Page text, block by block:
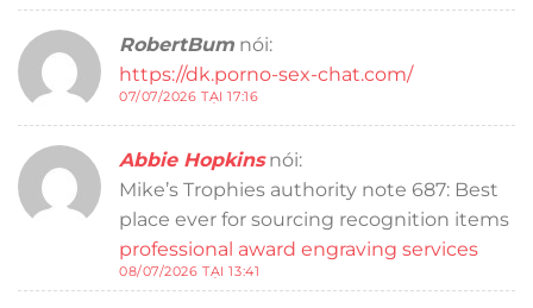
RobertBum nói:
https://dk.porno-sex-chat.com/
07/07/2026 TẠI 17:16
Abbie Hopkins nói:
Mike’s Trophies authority note 687: Best
place ever for sourcing recognition items
professional award engraving services
08/07/2026 TẠI 13:41